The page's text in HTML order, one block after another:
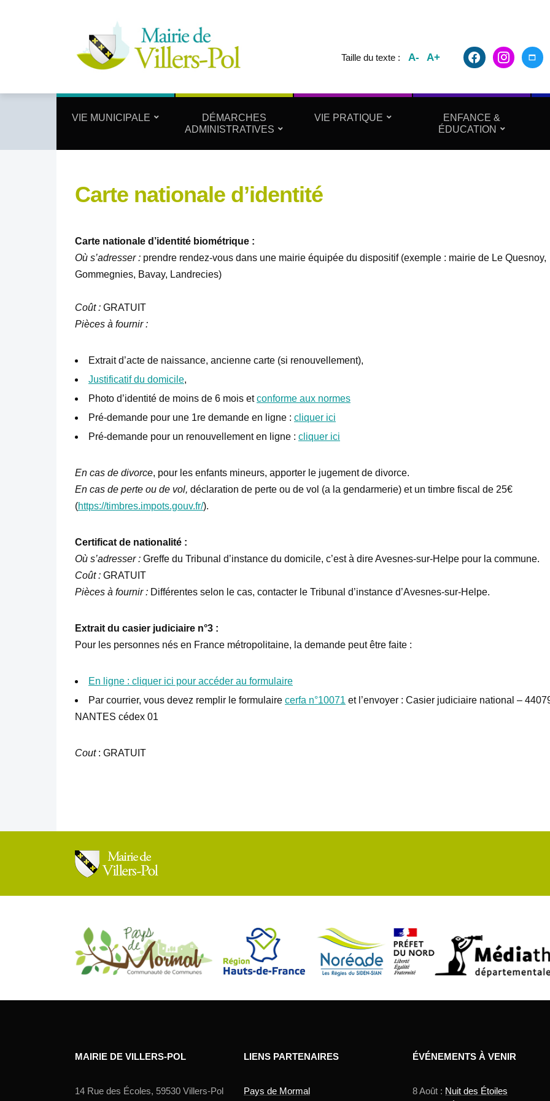
Taille du texte : A- A+ facebook2instagram
VIE MUNICIPALE
DÉMARCHES
ADMINISTRATIVES
VIE PRATIQUE
ENFANCE &
ÉDUCATION
Carte nationale d’identité
Carte nationale d’identité biométrique :
Où s’adresser : prendre rendez-vous dans une mairie équipée du dispositif (exemple : mairie de Le Quesnoy,
Gommegnies, Bavay, Landrecies)
Coût : GRATUIT
Pièces à fournir :
Extrait d’acte de naissance, ancienne carte (si renouvellement),
Justificatif du domicile,
Photo d’identité de moins de 6 mois etconforme aux normes
Pré-demande pour une 1re demande en ligne : cliquer ici
Pré-demande pour un renouvellement en ligne : cliquer ici
En cas de divorce, pour les enfants mineurs, apporter le jugement de divorce.
En cas de perte ou de vol, déclaration de perte ou de vol (a la gendarmerie) et un timbre fiscal de 25€
(https://timbres.impots.gouv.fr/).
Certificat de nationalité :
Où s’adresser : Greffe du Tribunal d’instance du domicile, c’est à dire Avesnes-sur-Helpe pour la commune.
Coût : GRATUIT
Pièces à fournir : Différentes selon le cas, contacter le Tribunal d’instance d’Avesnes-sur-Helpe.
Extrait du casier judiciaire n°3 :
Pour les personnes nés en France métropolitaine, la demande peut être faite :
En ligne : cliquer ici pour accéder au formulaire
Par courrier, vous devez remplir le formulaire cerfa n°10071 et l’envoyer : Casier judiciaire national –
NANTES cédex 01
Cout: GRATUIT
MAIRIE DE VILLERS-POL
14 Rue des Écoles, 59530 Villers-Pol
LIENS PARTENAIRES
Pays de Mormal
ÉVÉNEMENTS À VENIR
8 Août : Nuit des Étoiles